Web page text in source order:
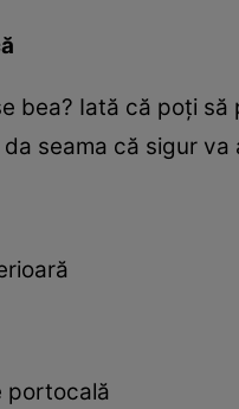
bea? Iată că poţi
seama că sigur
portocală